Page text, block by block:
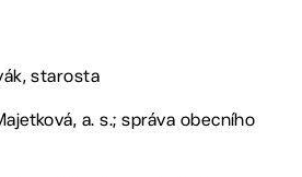
starosta
a. s.; správa obecního